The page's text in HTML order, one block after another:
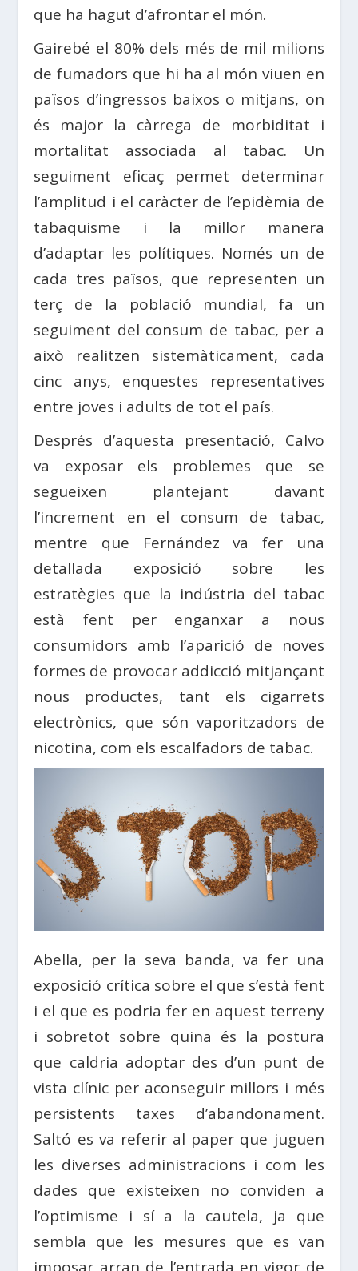
que ha hagut d’afrontar el món.
Gairebé el 80% dels més de mil milions
de fumadors que hi ha al món viuen en
països d’ingressos baixos o mitjans, on
és major la càrrega de morbiditat i
mortalitat associada al tabac. Un
seguiment eficaç permet determinar
l’amplitud i el caràcter de l’epidèmia de
tabaquisme i la millor manera
d’adaptar les polítiques. Només un de
cada tres països, que representen un
terç de la població mundial, fa un
seguiment del consum de tabac, per a
això realitzen sistemàticament, cada
cinc anys, enquestes representatives
entre joves i adults de tot el país.
Després d’aquesta presentació, Calvo
va exposar els problemes que se
segueixen plantejant davant
l’increment en el consum de tabac,
mentre que Fernández va fer una
detallada exposició sobre les
estratègies que la indústria del tabac
està fent per enganxar a nous
consumidors amb l’aparició de noves
formes de provocar addicció mitjançant
nous productes, tant els cigarrets
electrònics, que són vaporitzadors de
nicotina, com els escalfadors de tabac.
Abella, per la seva banda, va fer una
exposició crítica sobre el que s’està fent
i el que es podria fer en aquest terreny
i sobretot sobre quina és la postura
que caldria adoptar des d’un punt de
vista clínic per aconseguir millors i més
persistents taxes d’abandonament.
Saltó es va referir al paper que juguen
les diverses administracions i com les
dades que existeixen no conviden a
l’optimisme i sí a la cautela, ja que
sembla que les mesures que es van